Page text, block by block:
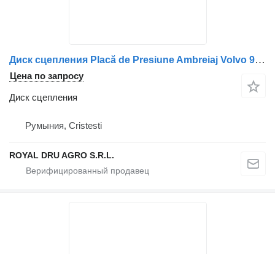
Диск сцепления Placă de Presiune Ambreiaj Volvo 9910 4088 для грузовика
Цена по запросу
Диск сцепления
Румыния, Cristesti
ROYAL DRU AGRO S.R.L.